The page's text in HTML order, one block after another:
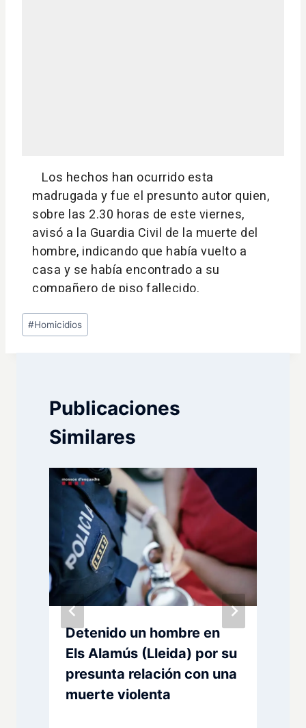
Etiquetas
de
#Homicidios
Publicaciones
Similares
Detenido un hombre en
Els Alamús (Lleida) por su
presunta relación con una
muerte violenta